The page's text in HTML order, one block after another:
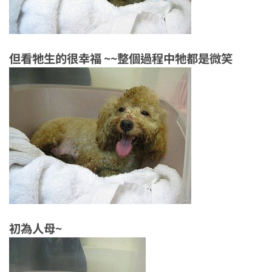
但看牠生的很幸福 ~~整個過程中牠都是微笑
初為人母~